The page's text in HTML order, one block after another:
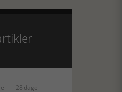
28 dage